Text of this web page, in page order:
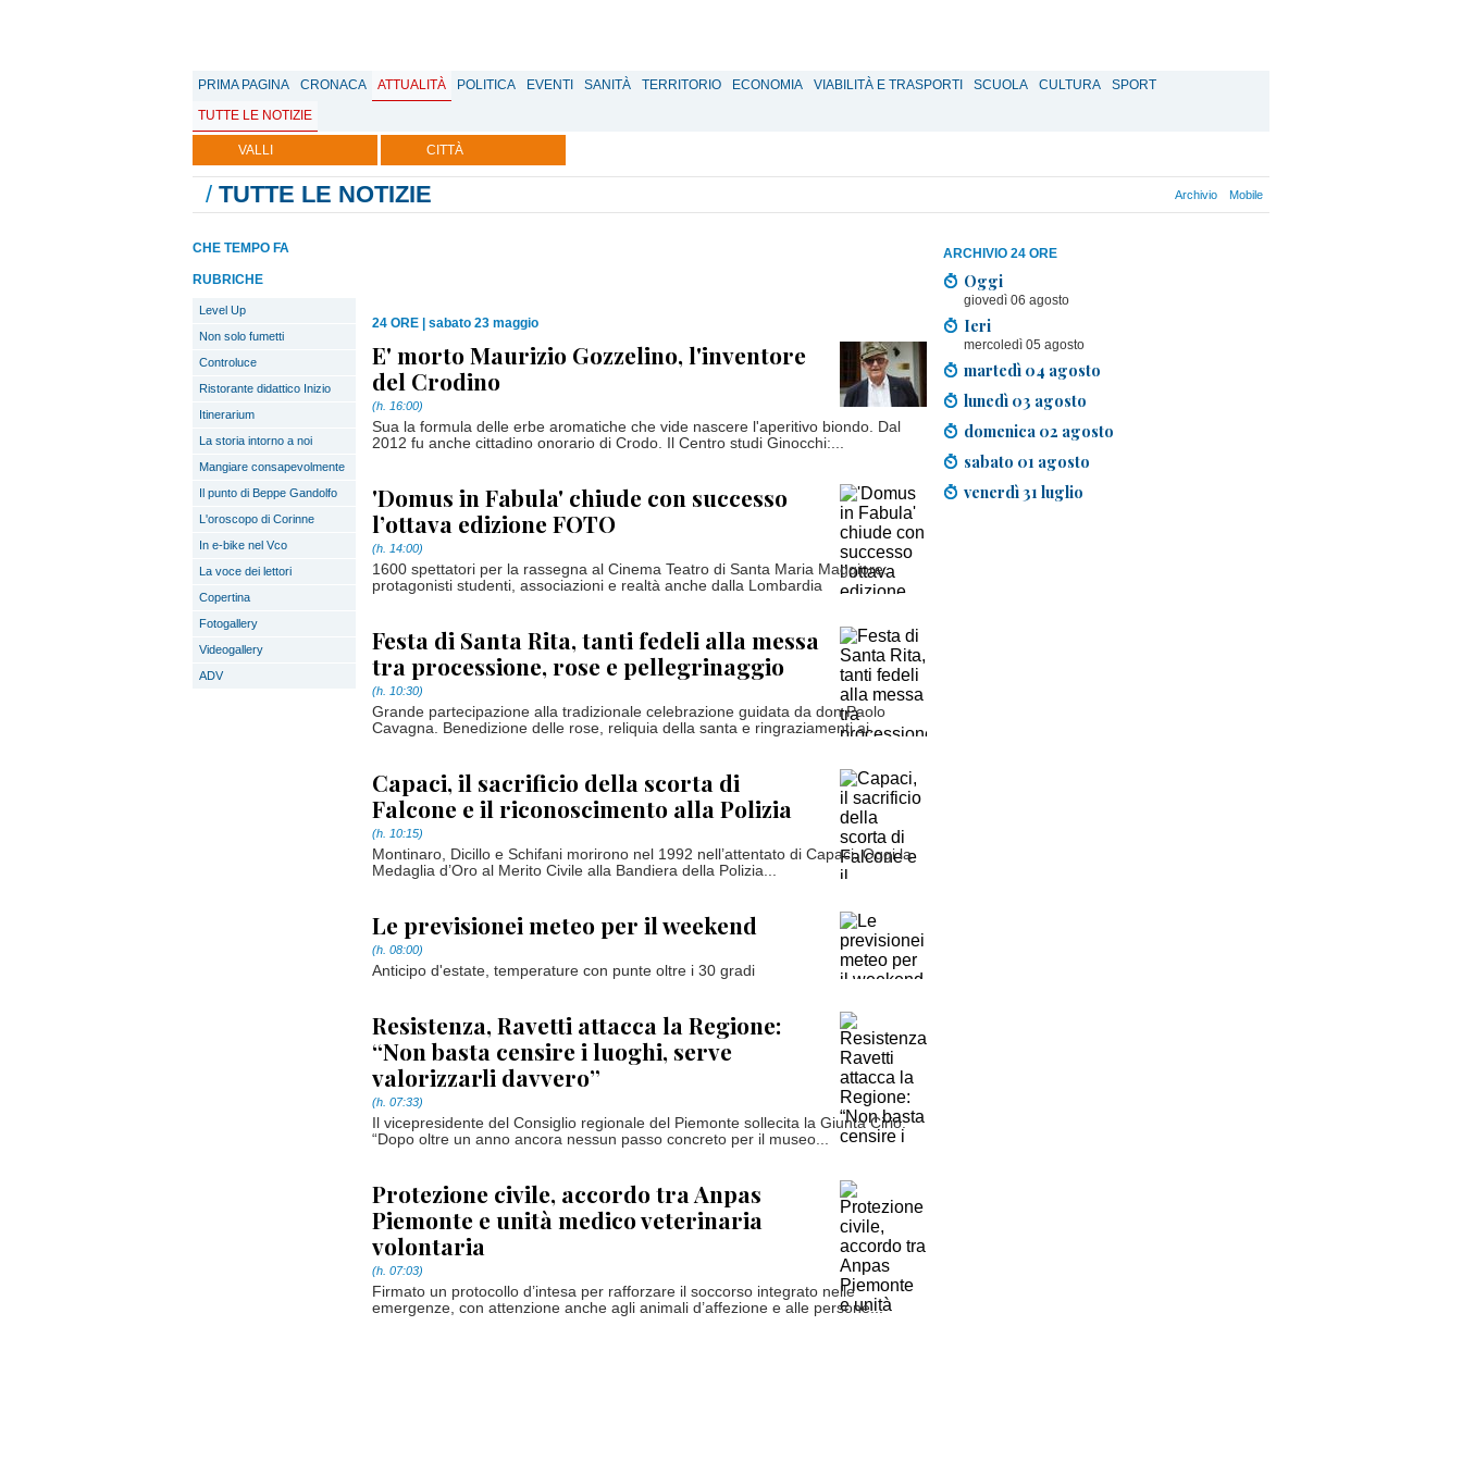
PRIMA PAGINA CRONACA ATTUALITÀ POLITICA EVENTI SANITÀ TERRITORIO ECONOMIA VIABILITÀ E TRASPORTI SCUOLA CULTURA
SPORT
TUTTE LE NOTIZIE
VALLI CITTÀ
/ TUTTE LE NOTIZIE Archivio Mobile
ARCHIVIO 24 ORE
Oggi
giovedì 06 agosto
Ieri
mercoledì 05 agosto
martedì 04 agosto
lunedì 03 agosto
domenica 02 agosto
sabato 01 agosto
venerdì 31 luglio
CHE TEMPO FA
RUBRICHE
Level Up
Non solo fumetti
Controluce
Ristorante didattico Inizio
Itinerarium
La storia intorno a noi
Mangiare consapevolmente
Il punto di Beppe Gandolfo
L'oroscopo di Corinne
In e-bike nel Vco
La voce dei lettori
Copertina
Fotogallery
Videogallery
ADV
24 ORE sabato 23 maggio
E' morto Maurizio Gozzelino, l'inventore
del Crodino
(h. 16:00)
Sua la formula delle erbe aromatiche che vide nascere l'aperitivo biondo. Dal
2012 fu anche cittadino onorario di Crodo. Il Centro studi Ginocchi:...
'Domus in Fabula' chiude con successo
l’ottava edizione FOTO
(h. 14:00)
1600 spettatori per la rassegna al Cinema Teatro di Santa Maria Maggiore:
protagonisti studenti, associazioni e realtà anche dalla Lombardia
Festa di Santa Rita, tanti fedeli alla messa
tra processione, rose e pellegrinaggio
(h. 10:30)
Grande partecipazione alla tradizionale celebrazione guidata da don Paolo
Cavagna. Benedizione delle rose, reliquia della santa e ringraziamenti ai...
Capaci, il sacrificio della scorta di
Falcone e il riconoscimento alla Polizia
(h. 10:15)
Montinaro, Dicillo e Schifani morirono nel 1992 nell’attentato di Capaci. Oggi la
Medaglia d’Oro al Merito Civile alla Bandiera della Polizia...
Le previsionei meteo per il weekend
(h. 08:00)
Anticipo d'estate, temperature con punte oltre i 30 gradi
Resistenza, Ravetti attacca la Regione:
“Non basta censire i luoghi, serve
valorizzarli davvero”
(h. 07:33)
Il vicepresidente del Consiglio regionale del Piemonte sollecita la Giunta Cirio:
“Dopo oltre un anno ancora nessun passo concreto per il museo...
Protezione civile, accordo tra Anpas
Piemonte e unità medico veterinaria
volontaria
(h. 07:03)
Firmato un protocollo d’intesa per rafforzare il soccorso integrato nelle
emergenze, con attenzione anche agli animali d’affezione e alle persone...